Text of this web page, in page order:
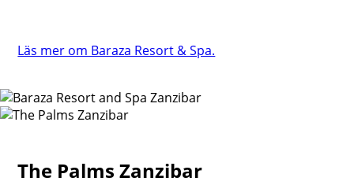
Läs mer om Baraza Resort & Spa.
The Palms Zanzibar